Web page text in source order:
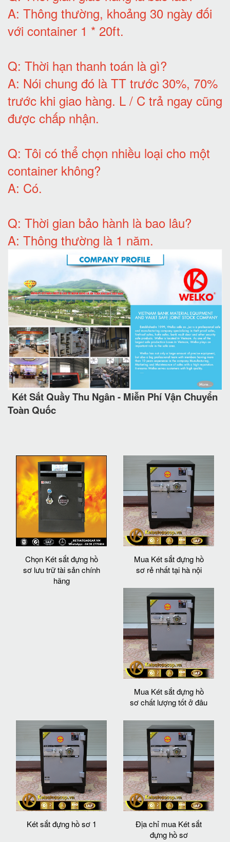
A: Thông thường, khoảng 30 ngày đối
với container 1 * 20ft.
Q: Thời hạn thanh toán là gì?
A: Nói chung đó là TT trước 30%, 70%
trước khi giao hàng. L / C trả ngay cũng
được chấp nhận.
Q: Tôi có thể chọn nhiều loại cho một
container không?
A: Có.
Q: Thời gian bảo hành là bao lâu?
A: Thông thường là 1 năm.
Két Sắt Quầy Thu Ngân - Miễn Phí Vận Chuyển
Toàn Quốc
Chọn Két sắt đựng hồ
sơ lưu trữ tài sản chính
hãng
Mua Két sắt đựng hồ
sơ rẻ nhất tại hà nội
Mua Két sắt đựng hồ
sơ chất lượng tốt ở đâu
Két sắt đựng hồ sơ 1
Địa chỉ mua Két sắt
đựng hồ sơ